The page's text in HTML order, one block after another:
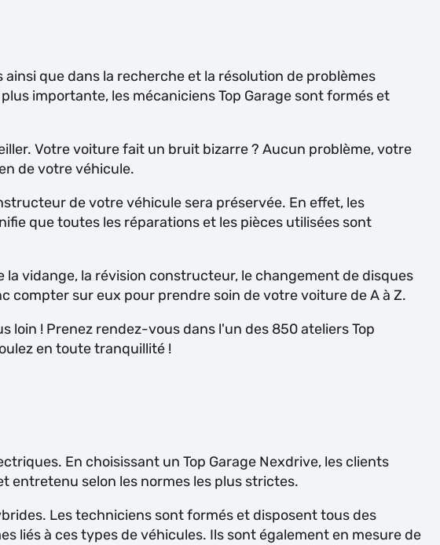
que dans la recherche et la résolution de problèmes
importante, les mécaniciens Top Garage sont formés et
Votre voiture fait un bruit bizarre ? Aucun problème, votre
de votre véhicule.
de votre véhicule sera préservée. En effet, les
que toutes les réparations et les pièces utilisées sont
vidange, la révision constructeur, le changement de disques
compter sur eux pour prendre soin de votre voiture de A à Z.
! Prenez rendez-vous dans l'un des 850 ateliers Top
en toute tranquillité !
En choisissant un Top Garage Nexdrive, les clients
entretenu selon les normes les plus strictes.
Les techniciens sont formés et disposent tous des
liés à ces types de véhicules. Ils sont également en mesure de